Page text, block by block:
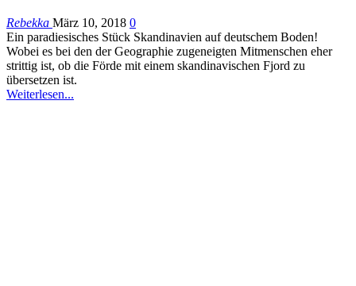
Rebekka März 10, 2018 0
Ein paradiesisches Stück Skandinavien auf deutschem Boden!
Wobei es bei den der Geographie zugeneigten Mitmenschen eher
strittig ist, ob die Förde mit einem skandinavischen Fjord zu
übersetzen ist.
Weiterlesen...